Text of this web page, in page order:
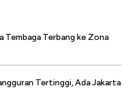
Tembaga Terbang ke Zona
Tertinggi, Ada Jakarta